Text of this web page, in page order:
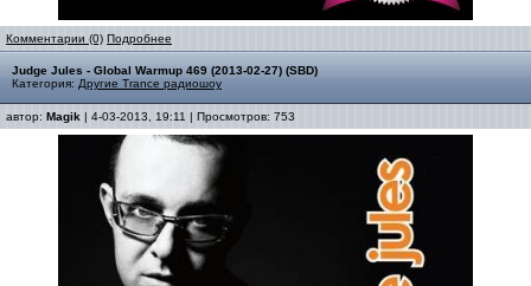
Комментарии (0) Подробнее
Judge Jules - Global Warmup 469 (2013-02-27) (SBD)
Категория: Другие Trance радиошоу
автор: Magik | 4-03-2013, 19:11 | Просмотров: 753